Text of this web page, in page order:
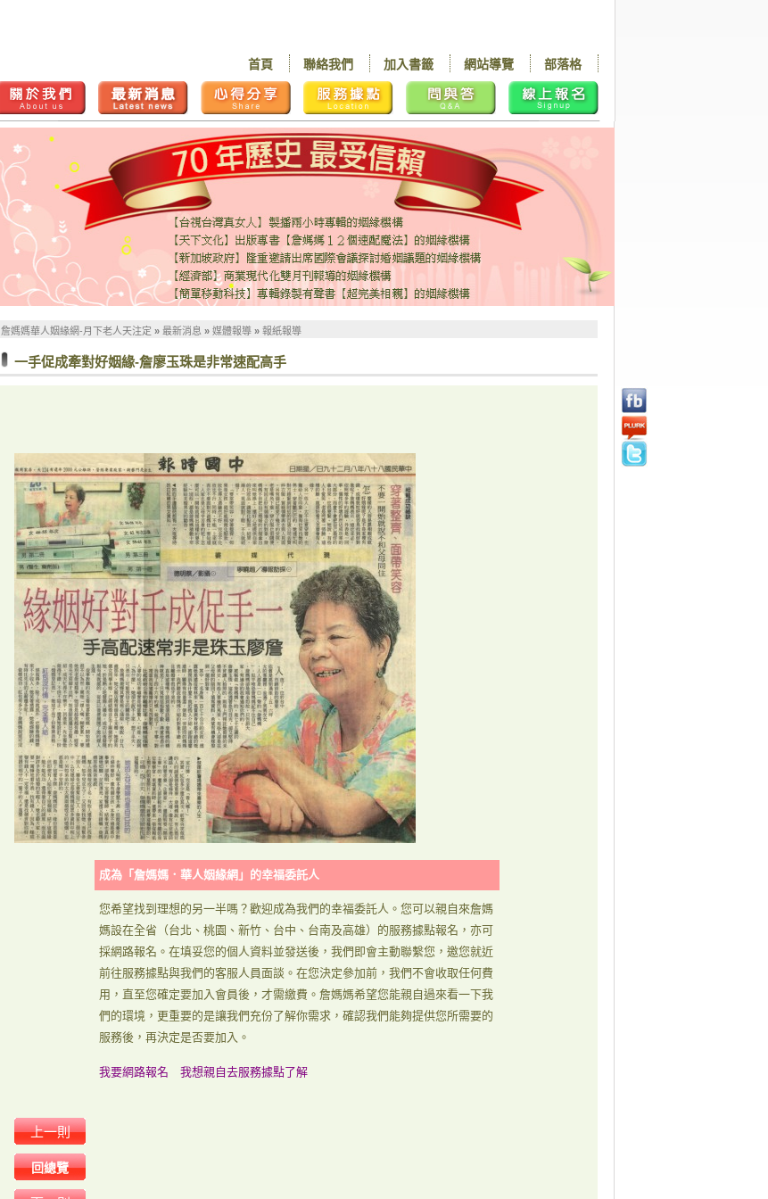
部落格
網站導覽
加入書籤
聯絡我們
首頁
詹媽媽華人姻緣網-月下老人天注定 » 最新消息 » 媒體報導 » 報紙報導
一手促成牽對好姻緣-詹廖玉珠是非常速配高手
成為「詹媽媽．華人姻緣網」的幸福委託人
您希望找到理想的另一半嗎？歡迎成為我們的幸福委託人。您可以親自來詹媽
媽設在全省（台北、桃園、新竹、台中、台南及高雄）的服務據點報名，亦可
採網路報名。在填妥您的個人資料並發送後，我們即會主動聯繫您，邀您就近
前往服務據點與我們的客服人員面談。在您決定參加前，我們不會收取任何費
用，直至您確定要加入會員後，才需繳費。詹媽媽希望您能親自過來看一下我
們的環境，更重要的是讓我們充份了解你需求，確認我們能夠提供您所需要的
服務後，再決定是否要加入。
我要網路報名 我想親自去服務據點了解
上一則
回總覽